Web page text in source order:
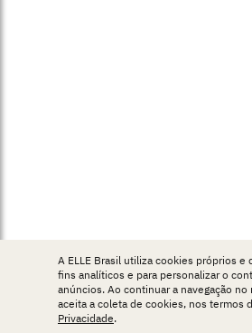
A ELLE Brasil utiliza cookies próprios e
fins analíticos e para personalizar o
anúncios. Ao continuar a navegação
aceita a coleta de cookies, nos termos
Privacidade.